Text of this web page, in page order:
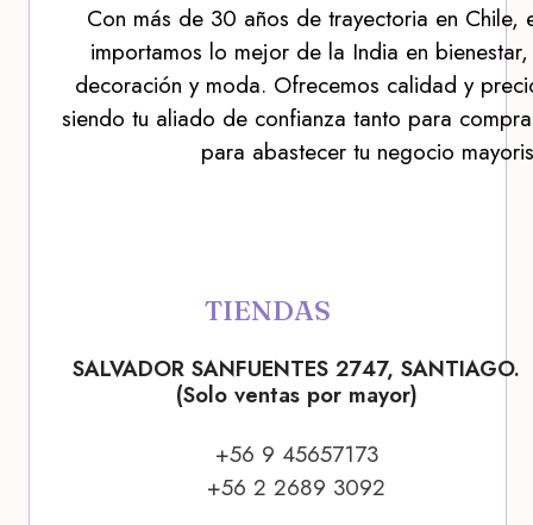
Con más de 30 años de trayectoria en Chile,
importamos lo mejor de la India en
decoración y moda. Ofrecemos calidad y
siendo tu aliado de confianza tanto para
para abastecer tu negocio
TIENDAS
SALVADOR SANFUENTES 2747, SANTIAGO.
(Solo ventas por mayor)
+56 9 45657173
+56 2 2689 3092